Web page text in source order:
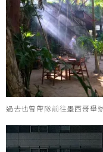
過去也曾帶隊前往墨西哥舉